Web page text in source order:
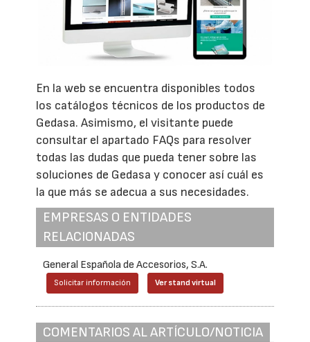
En la web se encuentra disponibles todos
los catálogos técnicos de los productos de
Gedasa. Asimismo, el visitante puede
consultar el apartado FAQs para resolver
todas las dudas que pueda tener sobre las
soluciones de Gedasa y conocer así cuál es
la que más se adecua a sus necesidades.
EMPRESAS O ENTIDADES
RELACIONADAS
General Española de Accesorios, S.A.
Solicitar información Ver stand virtual
COMENTARIOS AL ARTÍCULO/NOTICIA